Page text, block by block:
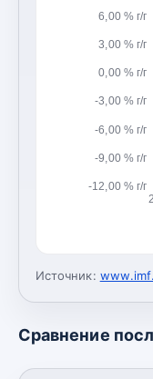
-12,00 % г/г
-9,00 % г/г
-6,00 % г/г
-3,00 % г/г
0,00 % г/г
3,00 % г/г
6,00 % г/г
Источник:
Сравнение